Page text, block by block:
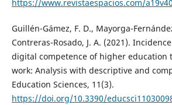
https://www.revistaespacios.com/
Guillén-Gámez, F. D., Mayorga-
Contreras-Rosado, J. A. (2021).
digital competence of higher education
work: Analysis with descriptive and
Education Sciences, 11(3).
https://doi.org/10.3390/